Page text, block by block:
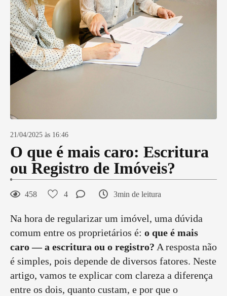
21/04/2025 às 16:46
O que é mais caro: Escritura
ou Registro de Imóveis?
458 4 3min de leitura
Na hora de regularizar um imóvel, uma dúvida
comum entre os proprietários é: o que é mais
caro — a escritura ou o registro? A resposta não
é simples, pois depende de diversos fatores. Neste
artigo, vamos te explicar com clareza a diferença
entre os dois, quanto custam, e por que o